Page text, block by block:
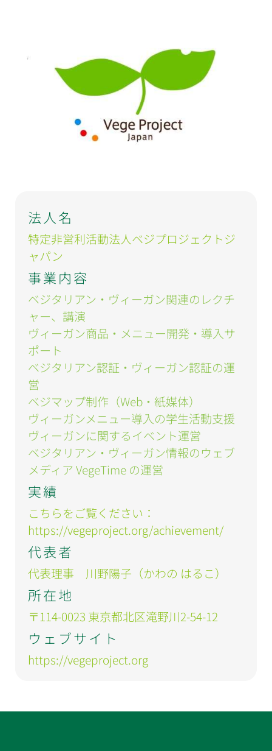
法人名
特定非営利活動法人ベジプロジェクトジ
ャパン
事業内容
ベジタリアン・ヴィーガン関連のレクチ
ャー、講演
ヴィーガン商品・メニュー開発・導入サ
ポート
ベジタリアン認証・ヴィーガン認証の運
営
ベジマップ制作（Web・紙媒体）
ヴィーガンメニュー導入の学生活動支援
ヴィーガンに関するイベント運営
ベジタリアン・ヴィーガン情報のウェブ
メディア VegeTime の運営
実績
こちらをご覧ください：
https://vegeproject.org/achievement/
代表者
代表理事 川野陽子（かわの はるこ）
所在地
〒114-0023 東京都北区滝野川2-54-12
ウェブサイト
https://vegeproject.org